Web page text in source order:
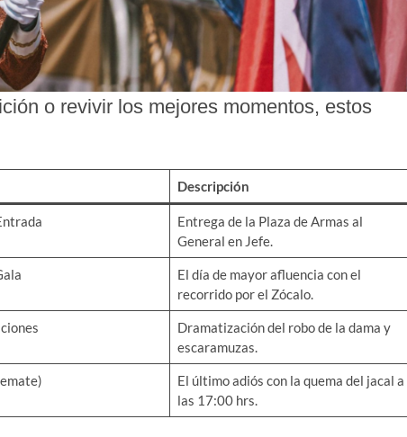
o revivir los mejores momentos, estos
Descripción
Entrega de la Plaza de Armas al
General en Jefe.
El día de mayor afluencia con el
recorrido por el Zócalo.
Dramatización del robo de la dama y
escaramuzas.
El último adiós con la quema del jacal a
las 17:00 hrs.